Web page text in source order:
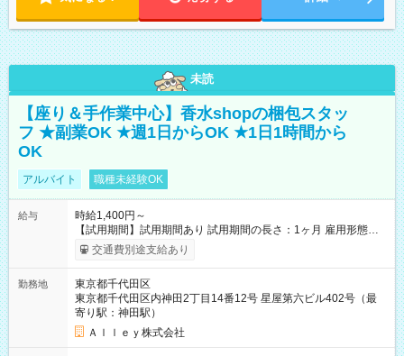
未読
【座り＆手作業中心】香水shopの梱包スタッ
フ ★副業OK ★週1日からOK ★1日1時間から
OK
アルバイト 職種未経験OK
給与
時給1,400円～
【試用期間】試用期間あり 試用期間の長さ：1ヶ月 雇用形態、
給与は本採用時と同じです。
交通費別途支給あり
勤務地
東京都千代田区
東京都千代田区内神田2丁目14番12号 星屋第六ビル402号（最
寄り駅：神田駅）
Ａｌｌｅｙ株式会社